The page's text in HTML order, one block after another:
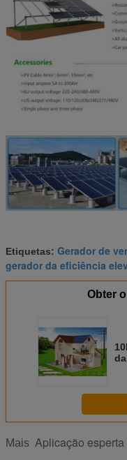
Etiquetas: Gerador de
gerador da eficiência
Obter
Mais Aplicação